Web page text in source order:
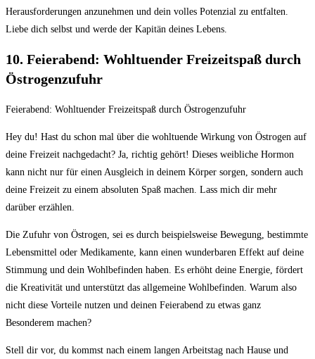
Herausforderungen anzunehmen⁢ und dein volles Potenzial zu entfalten.
⁢Liebe dich selbst und werde​ der Kapitän deines Lebens.
10. Feierabend: Wohltuender Freizeitspaß durch
Östrogenzufuhr
Feierabend: ‌Wohltuender ‌Freizeitspaß durch Östrogenzufuhr
Hey du! Hast du schon ‌mal über⁣ die wohltuende⁣ Wirkung von Östrogen auf
deine ⁤Freizeit⁣ nachgedacht? Ja, richtig gehört! ⁣Dieses weibliche Hormon
kann nicht nur für einen Ausgleich in deinem ​Körper sorgen, sondern auch
deine Freizeit⁢ zu einem ⁣absoluten Spaß‌ machen. Lass mich⁢ dir⁤ mehr
darüber erzählen.
Die Zufuhr von Östrogen,​ sei​ es durch ⁢beispielsweise‌ Bewegung, bestimmte⁢
Lebensmittel oder Medikamente, kann einen ⁣wunderbaren Effekt auf ‍deine ​
Stimmung und dein​ Wohlbefinden haben. ​Es erhöht deine Energie, fördert
die Kreativität und unterstützt das allgemeine Wohlbefinden. Warum ‍also
⁤nicht​ diese Vorteile nutzen und deinen ‍Feierabend zu etwas ganz
Besonderem ⁢machen?
Stell dir ​vor,‍ du kommst nach einem langen Arbeitstag nach ⁢Hause und